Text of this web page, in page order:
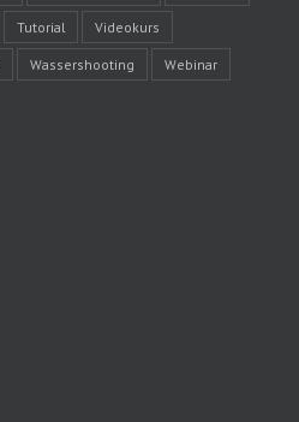
Tutorial Videokurs
Wassershooting Webinar